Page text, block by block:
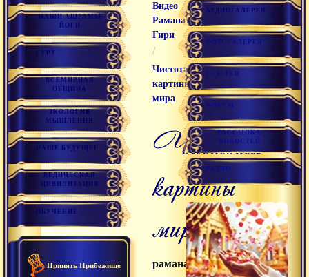
НАШИ АШРАМЫ
ЙОГИ
ГУРУ
ВСЕМИРНАЯ
ОБЩИНА
ЭКОЛОГИЯ
МЫШЛЕНИЯ
НАШЕ БУДУЩЕЕ
ВЕДИЧЕСКАЯ
ЦИВИЛИЗАЦИЯ
ОБУЧЕНИЕ
Принять Прибежище
Видео
Раманатха
Гири
/
Чистота
картины
мира
чистота
картины
мира
раманатха
АУДИОГАЛЕРЕЯ
ФОТОГАЛЕРЕЯ
ССЫЛКИ
ФОРУМ
РАССЫЛКА
НОВОСТЕЙ
РАДИО